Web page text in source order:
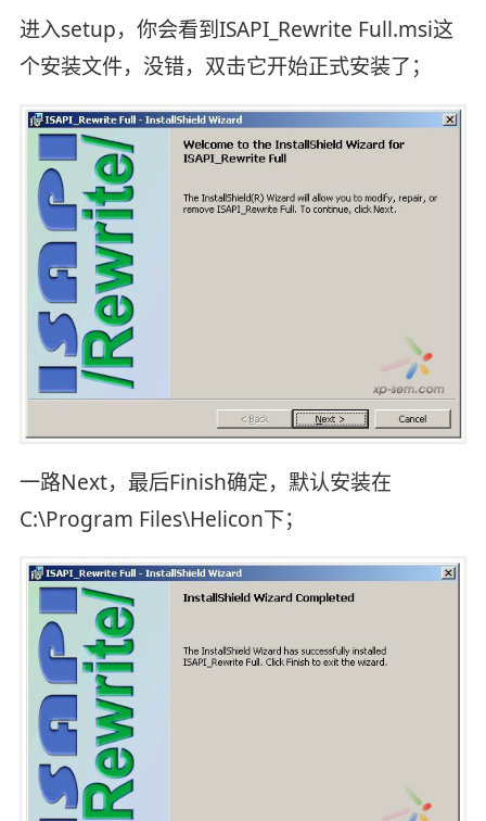
进入setup，你会看到ISAPI_Rewrite Full.msi这
个安装文件，没错，双击它开始正式安装了；
一路Next，最后Finish确定，默认安装在
C:\Program Files\Helicon下；